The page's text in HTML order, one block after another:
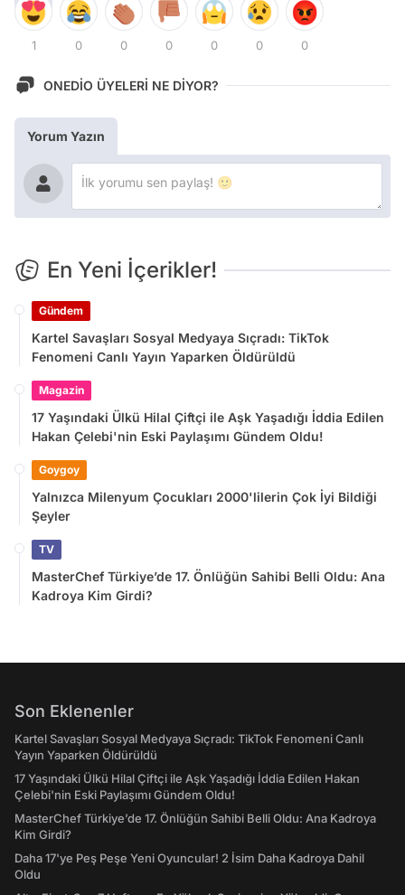
1 0 0 0 0 0 0
ONEDİO ÜYELERİ NE DİYOR?
Yorum Yazın
En Yeni İçerikler!
Gündem
Kartel Savaşları Sosyal Medyaya Sıçradı: TikTok
Fenomeni Canlı Yayın Yaparken Öldürüldü
Magazin
17 Yaşındaki Ülkü Hilal Çiftçi ile Aşk Yaşadığı İddia Edilen
Hakan Çelebi'nin Eski Paylaşımı Gündem Oldu!
Goygoy
Yalnızca Milenyum Çocukları 2000'lilerin Çok İyi Bildiği
Şeyler
TV
MasterChef Türkiye’de 17. Önlüğün Sahibi Belli Oldu: Ana
Kadroya Kim Girdi?
Son Eklenenler
Kartel Savaşları Sosyal Medyaya Sıçradı: TikTok Fenomeni Canlı
Yayın Yaparken Öldürüldü
17 Yaşındaki Ülkü Hilal Çiftçi ile Aşk Yaşadığı İddia Edilen Hakan
Çelebi'nin Eski Paylaşımı Gündem Oldu!
MasterChef Türkiye’de 17. Önlüğün Sahibi Belli Oldu: Ana Kadroya
Kim Girdi?
Daha 17'ye Peş Peşe Yeni Oyuncular! 2 İsim Daha Kadroya Dahil
Oldu